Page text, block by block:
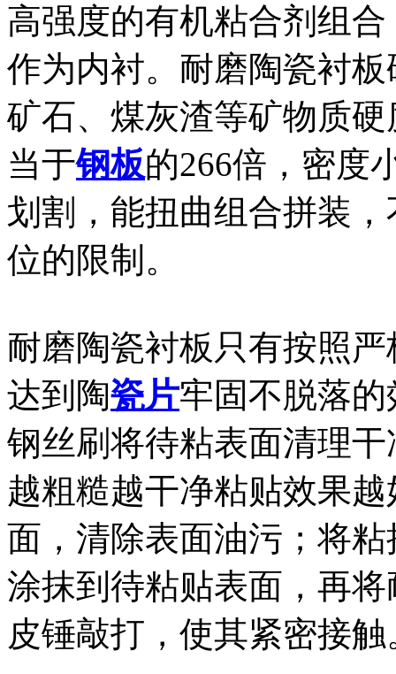
高强度的有机粘合剂组
作为内衬。耐磨陶瓷衬
矿石、煤灰渣等矿物质
当于钢板的266倍，密度
划割，能扭曲组合拼装
位的限制。
耐磨陶瓷衬板只有按照
达到陶瓷片牢固不脱落
钢丝刷将待粘表面清理
越粗糙越干净粘贴效果
面，清除表面油污；将
涂抹到待粘贴表面，再
皮锤敲打，使其紧密接触